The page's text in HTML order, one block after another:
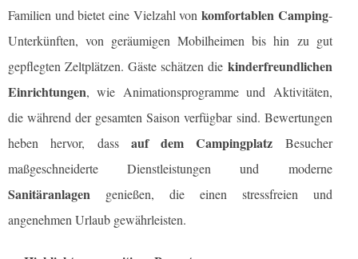
Familien und bietet eine Vielzahl von komfortablen Camping-
Unterkünften, von geräumigen Mobilheimen bis hin zu gut
gepflegten Zeltplätzen. Gäste schätzen die kinderfreundlichen
Einrichtungen, wie Animationsprogramme und Aktivitäten,
die während der gesamten Saison verfügbar sind. Bewertungen
heben hervor, dass auf dem Campingplatz Besucher
maßgeschneiderte Dienstleistungen und moderne
Sanitäranlagen genießen, die einen stressfreien und
angenehmen Urlaub gewährleisten.